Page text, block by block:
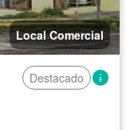
Local Comercial
Destacado